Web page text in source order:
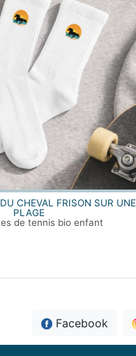
CHEVAL FRISON SUR UNE
PLAGE
de tennis bio enfant
Facebook